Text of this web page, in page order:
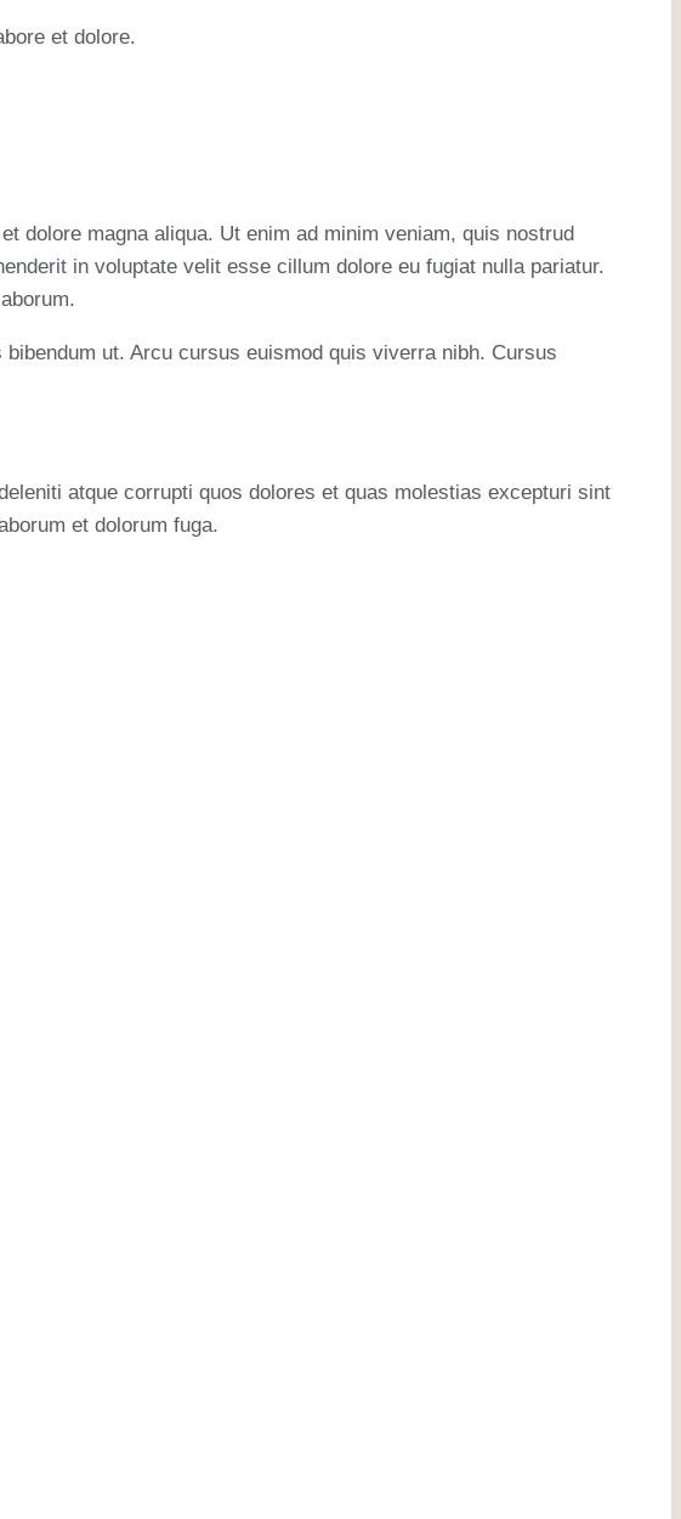
et dolore.
dolore magna aliqua. Ut enim ad minim veniam, quis nostrud
in voluptate velit esse cillum dolore eu fugiat nulla pariatur.
ut. Arcu cursus euismod quis viverra nibh. Cursus
atque corrupti quos dolores et quas molestias excepturi sint
et dolorum fuga.